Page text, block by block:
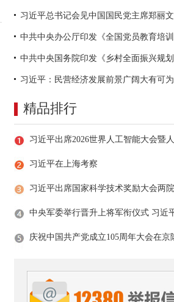
习近平总书记会见中国国民党主席郑丽文
精品排行
习近平在上海考察